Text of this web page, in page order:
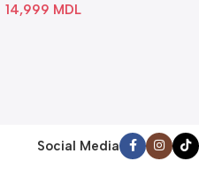
14,999 MDL
Social Media